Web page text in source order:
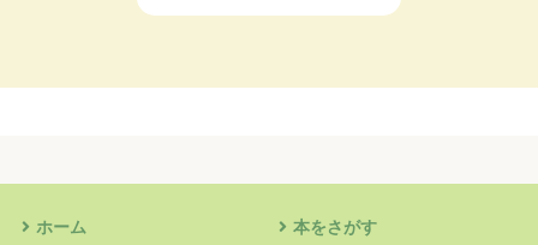
ホーム 本をさがす